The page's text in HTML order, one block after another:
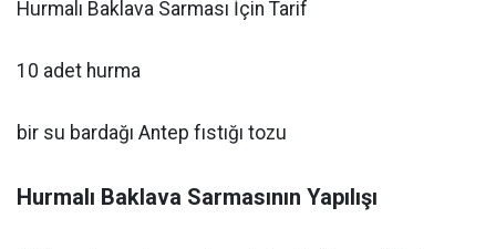
Hurmalı Baklava Sarması İçin Tarif
10 adet hurma
bir su bardağı Antep fıstığı tozu
Hurmalı Baklava Sarmasının Yapılışı